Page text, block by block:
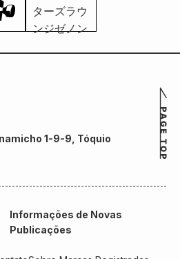
1-9-9, Tóquio
Informações de Novas
Publicações